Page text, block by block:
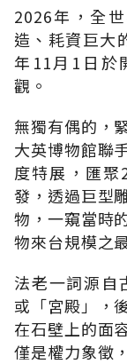
2026年，全
造、耗資巨大
年11月1日於
觀。
無獨有偶的，
大英博物館聯
度特展，匯
發，透過巨型
物，一窺當時
物來台規模之
法老一詞源自
或「宮殿」，
在石壁上的面
僅是權力象徵